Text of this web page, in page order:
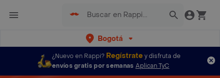
Bogotá
¿Nuevo en Rappi? Regístratey disfruta de
envíos gratis por semanas Aplican TyC